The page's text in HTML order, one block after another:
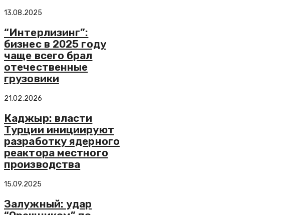
13.08.2025
“Интерлизинг”:
бизнес в 2025 году
чаще всего брал
отечественные
грузовики
21.02.2026
Каджыр: власти
Турции инициируют
разработку ядерного
реактора местного
производства
15.09.2025
Залужный: удар